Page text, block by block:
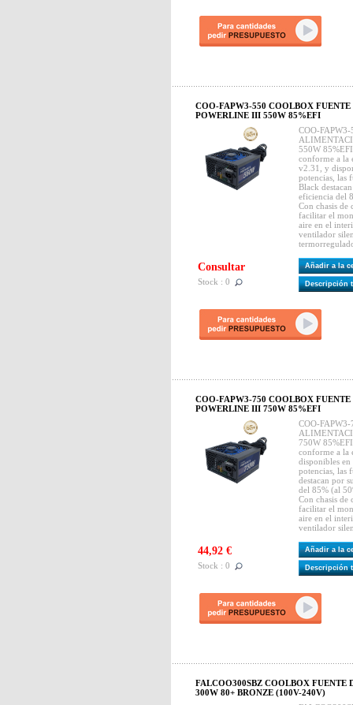
COO-FAPW3-550 COOLBOX
POWERLINE III 550W 85%EFI
COO-
550W
conforme a la
v2.31, y
potencias, las
Black
eficiencia del
Con chasis de
facilitar el
aire en el
ventilador
Consultar
Stock : 0
Añadir a la
Descripción
COO-FAPW3-750 COOLBOX
POWERLINE III 750W 85%EFI
COO-
750W
conforme a la
disponibles en
potencias, las
destacan por
del 85% (al
Con chasis de
facilitar el
aire en el
ventilador
44,92 €
Stock : 0
Añadir a la
Descripción
FALCOO300SBZ COOLBOX FUENTE
300W 80+ BRONZE (100V-240V)